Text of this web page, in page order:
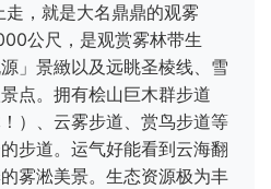
走，就是大名鼎鼎的观雾
公尺，是观赏雾林带生
」景緻以及远眺圣棱线、雪
点。拥有桧山巨木群步道
！）、云雾步道、赏鸟步道等
步道。运气好能看到云海翻
雾淞美景。生态资源极为丰